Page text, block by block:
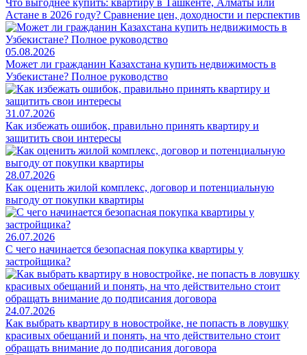
Что выгоднее купить: квартиру в Ташкенте, Алматы или
Астане в 2026 году? Сравнение цен, доходности и перспектив
05.08.2026
Может ли гражданин Казахстана купить недвижимость в
Узбекистане? Полное руководство
31.07.2026
Как избежать ошибок, правильно принять квартиру и
защитить свои интересы
28.07.2026
Как оценить жилой комплекс, договор и потенциальную
выгоду от покупки квартиры
26.07.2026
С чего начинается безопасная покупка квартиры у
застройщика?
24.07.2026
Как выбрать квартиру в новостройке, не попасть в ловушку
красивых обещаний и понять, на что действительно стоит
обращать внимание до подписания договора